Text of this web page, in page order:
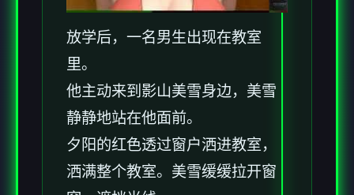
放学后，一名男生出现在教室
里。
他主动来到影山美雪身边，美雪
静静地站在他面前。
夕阳的红色透过窗户洒进教室，
洒满整个教室。美雪缓缓拉开窗